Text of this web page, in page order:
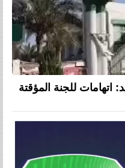
اتهامات للجنة المؤقتة